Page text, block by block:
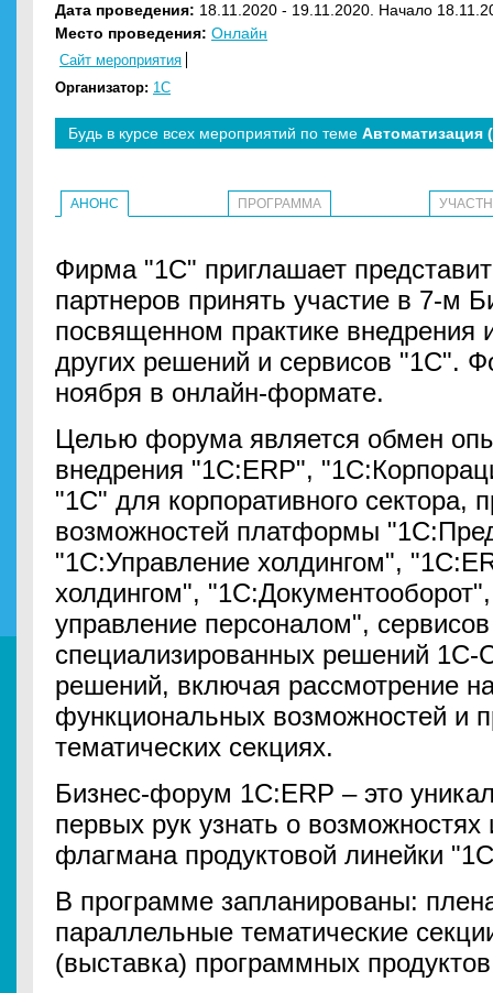
Дата проведения: 18.11.2020 - 19.11.2020. Начало
Место проведения: Онлайн
Сайт мероприятия
Организатор: 1С
Будь в курсе всех мероприятий по теме Автоматизация
АНОНС ПРОГРАММА
Фирма "1С" приглашает
партнеров принять участие в 7-м
посвященном практике внедрения
других решений и сервисов "1С".
ноября в онлайн-формате.
Целью форума является обмен
внедрения "1С:ERP",
"1С" для корпоративного сектора,
возможностей платформы
"1С:Управление холдингом",
холдингом",
управление персоналом",
специализированных решений 1С-
решений, включая рассмотрение
функциональных возможностей и
тематических секциях.
Бизнес-форум 1С:ERP – это
первых рук узнать о
флагмана продуктовой линейки
В программе запланированы:
параллельные тематические
(выставка) программных